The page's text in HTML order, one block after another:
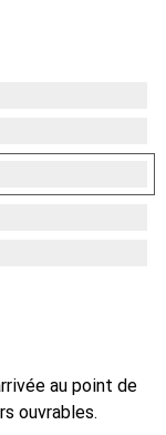
au point de
ouvrables.